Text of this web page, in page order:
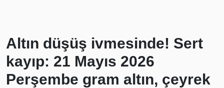
Altın düşüş ivmesinde! Sert
kayıp: 21 Mayıs 2026
Perşembe gram altın, çeyrek